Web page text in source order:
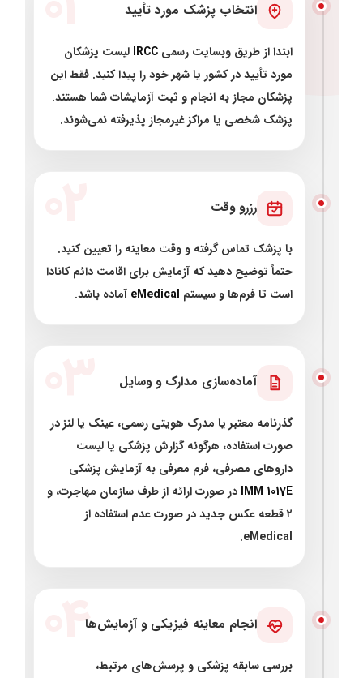
انتخاب پزشک مورد تأیید
ابتدا از طریق وبسایت رسمیIRCC لیست پزشکان
مورد تأیید در کشور یا شهر خود را پیدا کنید. فقط این
پزشکان مجاز به انجام و ثبت آزمایشات شما هستند.
پزشک شخصی یا مراکز غیرمجاز پذیرفته نمی‌شوند.
رزرو وقت
با پزشک تماس گرفته و وقت معاینه را تعیین کنید.
حتماً توضیح دهید که آزمایش برای اقامت دائم کانادا
است تا فرم‌ها و سیستم eMedical آماده باشد.
آماده‌سازی مدارک و وسایل
گذرنامه معتبر یا مدرک هویتی رسمی، عینک یا لنز در
صورت استفاده، هرگونه گزارش پزشکی یا لیست
داروهای مصرفی، فرم معرفی به آزمایش پزشکی
IMM 1017E در صورت ارائه از طرف سازمان مهاجرت، و
۲ قطعه عکس جدید در صورت عدم استفاده از
eMedical.
۰۴انجام معاینه فیزیکی و آزمایش‌ها
بررسی سابقه پزشکی و پرسش‌های مرتبط،